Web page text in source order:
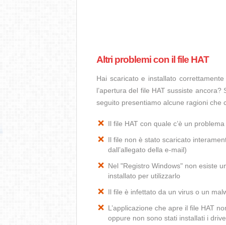
Altri problemi con il file HAT
Hai scaricato e installato
l’apertura del file HAT sussiste
seguito presentiamo alcune ragioni che
Il file HAT con quale c’è un
Il file non è stato scaricato
dall’allegato della e-mail)
Nel "Registro Windows" non esiste
installato per utilizzarlo
Il file è infettato da un virus o un
L’applicazione che apre il file HAT
oppure non sono stati installati i